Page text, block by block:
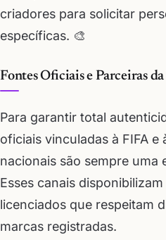
criadores para solicitar
específicas. 🎨
Fontes Oficiais e Parceiras
Para garantir total
oficiais vinculadas à FIFA e
nacionais são sempre uma
Esses canais
licenciados que respeitam
marcas registradas.